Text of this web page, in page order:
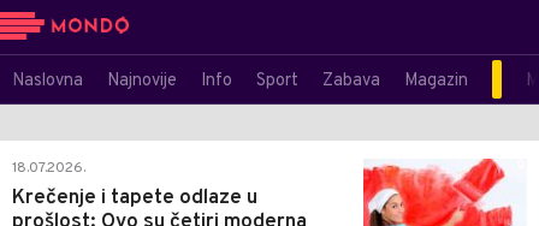
Naslovna Najnovije Info Sport Zabava Magazin
18.07.2026.
Krečenje i tapete odlaze u